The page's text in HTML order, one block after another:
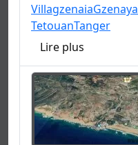
VillagzenaiaGzenaya
TetouanTanger
Lire plus